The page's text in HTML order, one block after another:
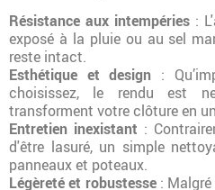
Résistance aux intempéries:
exposé à la pluie ou au sel
reste intact.
Esthétique et design :
choisissez, le rendu est
transforment votre clôture en
Entretien inexistant :
d'être lasuré, un simple
panneaux et poteaux.
Légèreté et robustesse: Malgré